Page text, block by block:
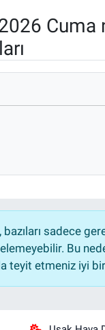
Cuma
sadece
Bu
teyit etmeniz iyi